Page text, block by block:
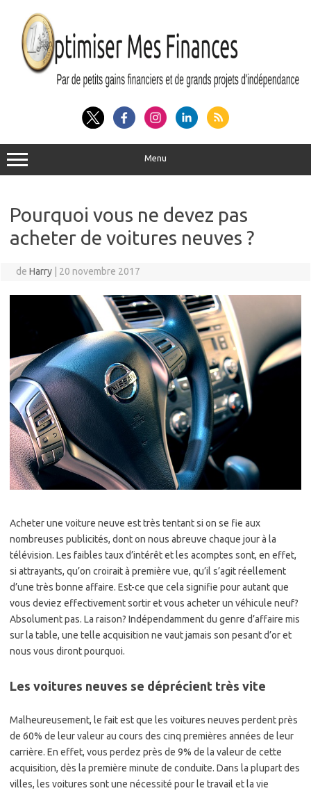
contenu
Menu
Pourquoi vous ne devez pas
acheter de voitures neuves ?
de Harry 20 novembre 2017
Acheter une voiture neuve est très tentant si on se fie aux
nombreuses publicités, dont on nous abreuve chaque jour à la
télévision. Les faibles taux d’intérêt et les acomptes sont, en effet,
si attrayants, qu’on croirait à première vue, qu’il s’agit réellement
d’une très bonne affaire. Est-ce que cela signifie pour autant que
vous deviez effectivement sortir et vous acheter un véhicule neuf?
Absolument pas. La raison? Indépendamment du genre d’affaire mis
sur la table, une telle acquisition ne vaut jamais son pesant d’or et
nous vous diront pourquoi.
Les voitures neuves se déprécient très vite
Malheureusement, le fait est que les voitures neuves perdent près
de 60% de leur valeur au cours des cinq premières années de leur
carrière. En effet, vous perdez près de 9% de la valeur de cette
acquisition, dès la première minute de conduite. Dans la plupart des
villes, les voitures sont une nécessité pour le travail et la vie